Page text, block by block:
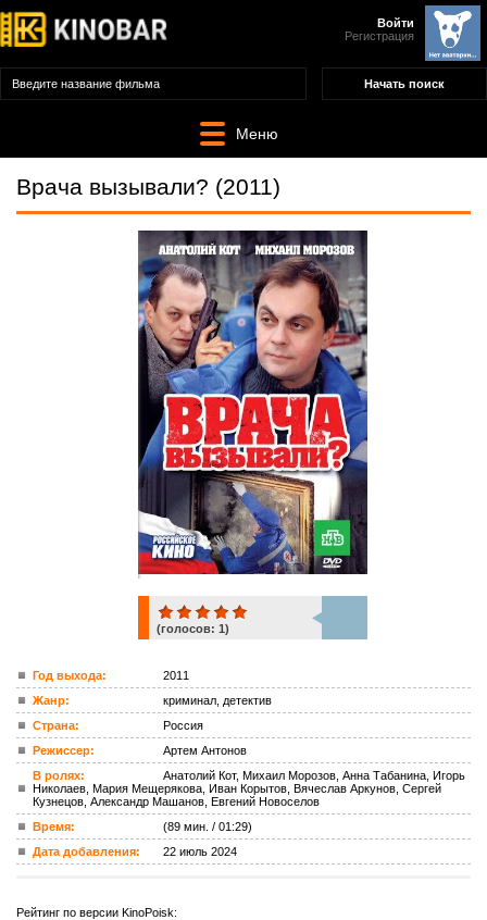
Войти
Регистрация
Меню
Врача вызывали? (2011)
ком.
(голосов: 1)
Год выхода:
2011
Жанр:
криминал, детектив
Страна:
Россия
Режиссер:
Артем Антонов
В ролях:
Анатолий Кот, Михаил Морозов, Анна Табанина, Игорь
Николаев, Мария Мещерякова, Иван Корытов, Вячеслав Аркунов, Сергей
Кузнецов, Александр Машанов, Евгений Новоселов
Время:
(89 мин. / 01:29)
Дата добавления:
22 июль 2024
Рейтинг по версии KinoPoisk: